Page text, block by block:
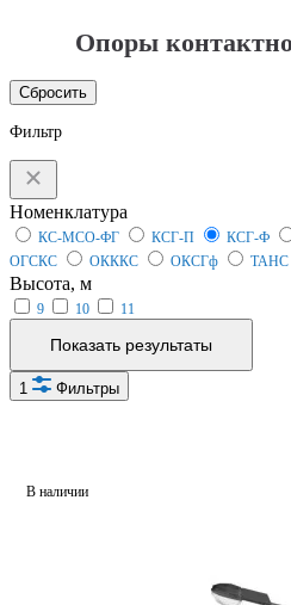
Опоры
Сбросить
Фильтр
Номенклатура
КС-МСО-ФГ КСГ-П КСГ-Ф
ОГСКС
ОКККС ОКСГф ТАНС
Высота, м
9 10 11
Показать результаты
1 Фильтры
В наличии